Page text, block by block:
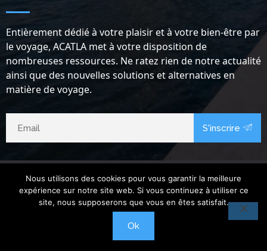
Entièrement dédié à votre plaisir et à votre bien-être par
le voyage, ACATLA met à votre disposition de
nombreuses ressources. Ne ratez rien de notre actualité
ainsi que des nouvelles solutions et alternatives en
matière de voyage.
S'inscrire
Acatla Voyage
Nous utilisons des cookies pour vous garantir la meilleure
expérience sur notre site web. Si vous continuez à utiliser ce
site, nous supposerons que vous en êtes satisfait.
Ok